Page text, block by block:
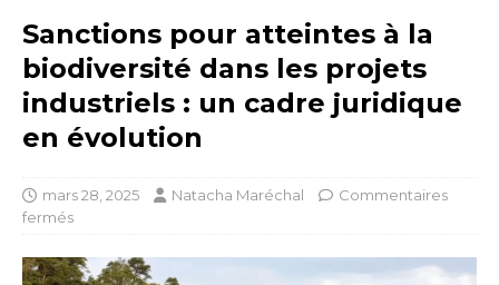
Sanctions pour atteintes à la
biodiversité dans les projets
industriels : un cadre juridique
en évolution
mars 28, 2025 Natacha Maréchal
Commentaires
fermés